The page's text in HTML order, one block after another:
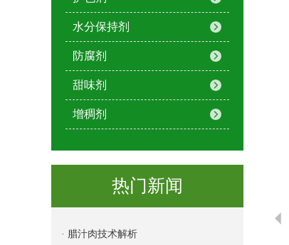
水分保持剂
防腐剂
甜味剂
增稠剂
热门新闻
· 腊汁肉技术解析